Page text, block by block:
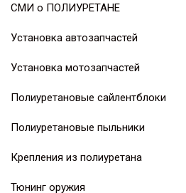
СМИ о ПОЛИУРЕТАНЕ
Установка автозапчастей
Установка мотозапчастей
Полиуретановые сайлентблоки
Полиуретановые пыльники
Крепления из полиуретана
Тюнинг оружия